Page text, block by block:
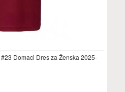
Domaci Dres za Ženska 2025-